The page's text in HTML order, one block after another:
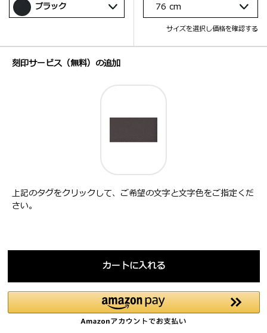
76 cm
サイズを選択し価格を確認する
ブラック
刻印サービス（無料）の追加
上記のタグをクリックして、ご希望の文字と文字色をご指定くだ
さい。
カートに入れる